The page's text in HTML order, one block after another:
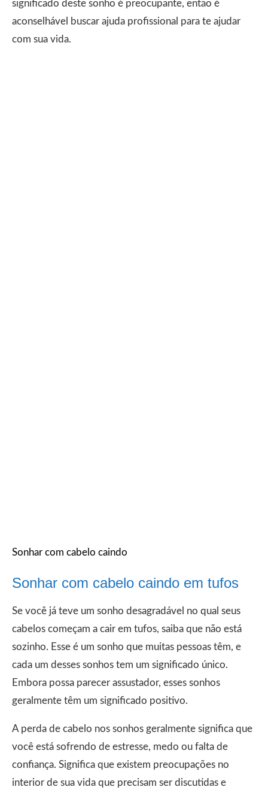
significado deste sonho é preocupante, então é
aconselhável buscar ajuda profissional para te ajudar
com sua vida.
Sonhar com cabelo caindo
Sonhar com cabelo caindo em tufos
Se você já teve um sonho desagradável no qual seus
cabelos começam a cair em tufos, saiba que não está
sozinho. Esse é um sonho que muitas pessoas têm, e
cada um desses sonhos tem um significado único.
Embora possa parecer assustador, esses sonhos
geralmente têm um significado positivo.
A perda de cabelo nos sonhos geralmente significa que
você está sofrendo de estresse, medo ou falta de
confiança. Significa que existem preocupações no
interior de sua vida que precisam ser discutidas e